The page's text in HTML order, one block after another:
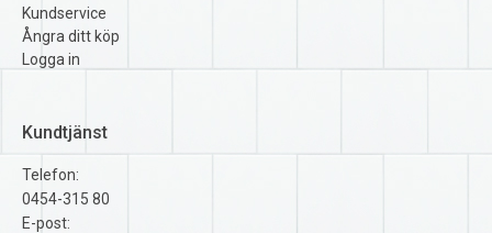
Kundservice
Ångra ditt köp
Logga in
Kundtjänst
Telefon:
0454-315 80
E-post: